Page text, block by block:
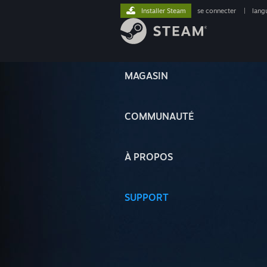
MAGASIN
COMMUNAUTÉ
À PROPOS
SUPPORT
Installer Steam se connecter